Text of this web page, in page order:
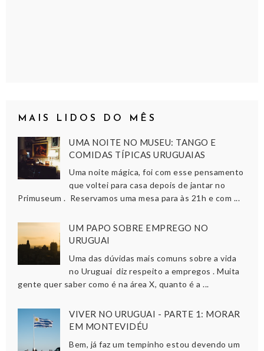
MAIS LIDOS DO MÊS
UMA NOITE NO MUSEU: TANGO E
COMIDAS TÍPICAS URUGUAIAS
Uma noite mágica, foi com esse pensamento
que voltei para casa depois de jantar no
Primuseum . Reservamos uma mesa para às 21h e com ...
UM PAPO SOBRE EMPREGO NO
URUGUAI
Uma das dúvidas mais comuns sobre a vida
no Uruguai diz respeito a empregos . Muita
gente quer saber como é na área X, quanto é a ...
VIVER NO URUGUAI - PARTE 1: MORAR
EM MONTEVIDÉU
Bem, já faz um tempinho estou devendo um